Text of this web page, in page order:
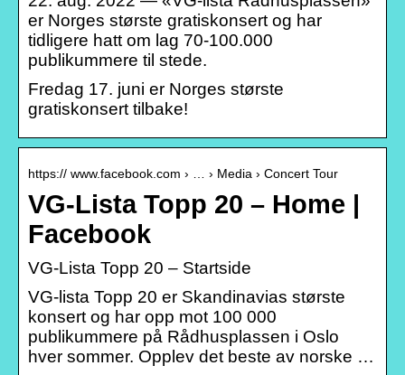
er Norges største gratiskonsert og har
tidligere hatt om lag 70-100.000
publikummere til stede.
Fredag 17. juni er Norges største
gratiskonsert tilbake!
https:// www.facebook.com › … › Media › Concert Tour
VG-Lista Topp 20 – Home |
Facebook
VG-Lista Topp 20 – Startside
VG-lista Topp 20 er Skandinavias største
konsert og har opp mot 100 000
publikummere på Rådhusplassen i Oslo
hver sommer. Opplev det beste av norske …